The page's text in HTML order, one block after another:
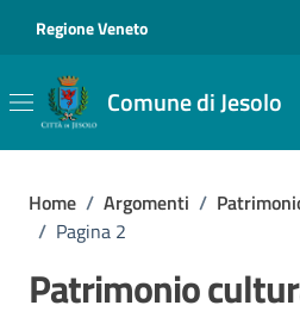
Regione Veneto
Comune di Jesolo
Home / Argomenti /
/ Pagina 2
Patrimonio